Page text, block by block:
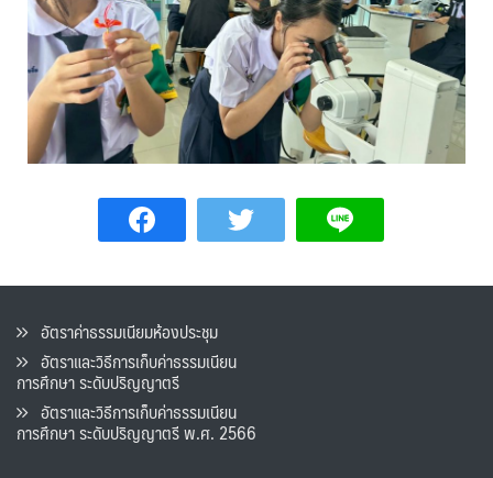
อัตราค่าธรรมเนียมห้องประชุม
อัตราและวิธีการเก็บค่าธรรมเนียน
การศึกษา ระดับปริญญาตรี
อัตราและวิธีการเก็บค่าธรรมเนียน
การศึกษา ระดับปริญญาตรี พ.ศ. 2566